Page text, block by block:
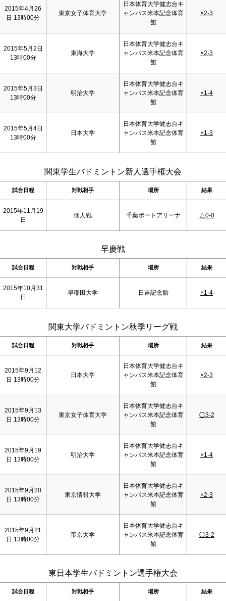
2015年4月26
日 13時00分
東京女子体育大学
日本体育大学健志台キ
ャンパス米本記念体育
館
×2-3
2015年5月2日
13時00分
東海大学
日本体育大学健志台キ
ャンパス米本記念体育
館
×2-3
2015年5月3日
13時00分
明治大学
日本体育大学健志台キ
ャンパス米本記念体育
館
×1-4
2015年5月4日
13時00分
日本大学
日本体育大学健志台キ
ャンパス米本記念体育
館
×1-3
関東学生バドミントン新人選手権大会
試合日程 対戦相手 場所 結果
2015年11月19
日
個人戦 千葉ポートアリーナ △0-0
早慶戦
試合日程 対戦相手 場所 結果
2015年10月31
日
早稲田大学 日吉記念館 ×1-4
関東大学バドミントン秋季リーグ戦
試合日程 対戦相手 場所 結果
2015年9月12
日 13時00分
日本大学
日本体育大学健志台キ
ャンパス米本記念体育
館
×2-3
2015年9月13
日 13時00分
東京女子体育大学
日本体育大学健志台キ
ャンパス米本記念体育
館
◯3-2
2015年9月19
日 13時00分
明治大学
日本体育大学健志台キ
ャンパス米本記念体育
館
×1-4
2015年9月20
日 13時00分
東京情報大学
日本体育大学健志台キ
ャンパス米本記念体育
館
×2-3
2015年9月21
日 13時00分
帝京大学
日本体育大学健志台キ
ャンパス米本記念体育
館
◯3-2
東日本学生バドミントン選手権大会
試合日程 対戦相手 場所 結果